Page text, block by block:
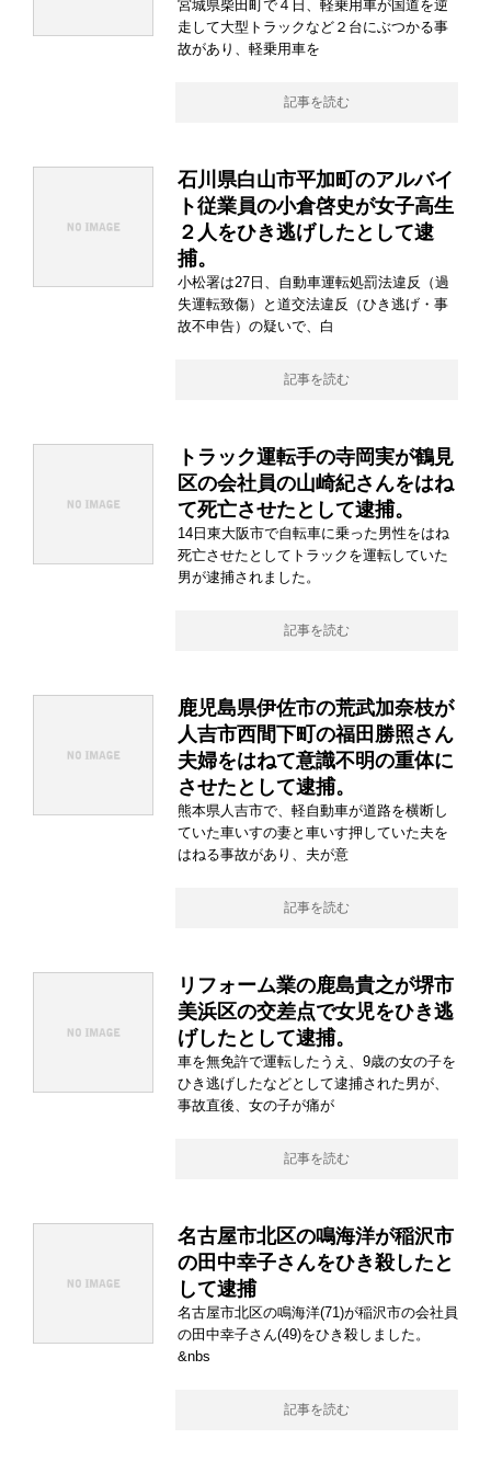
宮城県柴田町で４日、軽乗用車が国道を逆
走して大型トラックなど２台にぶつかる事
故があり、軽乗用車を
記事を読む
石川県白山市平加町のアルバイ
ト従業員の小倉啓史が女子高生
２人をひき逃げしたとして逮
捕。
小松署は27日、自動車運転処罰法違反（過
失運転致傷）と道交法違反（ひき逃げ・事
故不申告）の疑いで、白
記事を読む
トラック運転手の寺岡実が鶴見
区の会社員の山崎紀さんをはね
て死亡させたとして逮捕。
14日東大阪市で自転車に乗った男性をはね
死亡させたとしてトラックを運転していた
男が逮捕されました。
記事を読む
鹿児島県伊佐市の荒武加奈枝が
人吉市西間下町の福田勝照さん
夫婦をはねて意識不明の重体に
させたとして逮捕。
熊本県人吉市で、軽自動車が道路を横断し
ていた車いすの妻と車いす押していた夫を
はねる事故があり、夫が意
記事を読む
リフォーム業の鹿島貴之が堺市
美浜区の交差点で女児をひき逃
げしたとして逮捕。
車を無免許で運転したうえ、9歳の女の子を
ひき逃げしたなどとして逮捕された男が、
事故直後、女の子が痛が
記事を読む
名古屋市北区の鳴海洋が稲沢市
の田中幸子さんをひき殺したと
して逮捕
名古屋市北区の鳴海洋(71)が稲沢市の会社員
の田中幸子さん(49)をひき殺しました。
&nbs
記事を読む